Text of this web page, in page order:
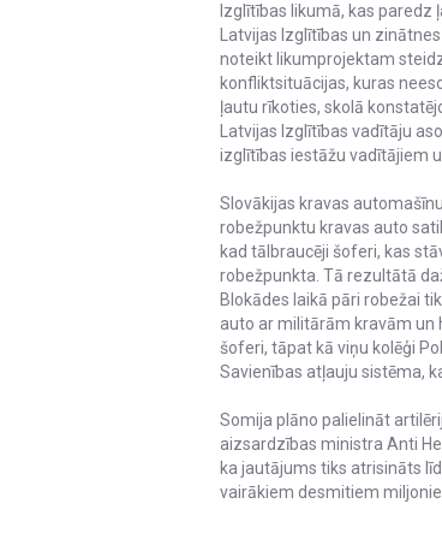
Izglītības likumā, kas
Latvijas Izglītības un
noteikt likumprojektam
konfliktsituācijas, kuras
ļautu rīkoties, skolā
Latvijas Izglītības vadītāju
izglītības iestāžu vadītājiem
Slovākijas kravas
robežpunktu kravas auto
kad tālbraucēji šoferi, kas
robežpunkta. Tā rezultātā
Blokādes laikā pāri robežai
auto ar militārām kravām un
šoferi, tāpat kā viņu kolēģi
Savienības atļauju sistēma,
Somija plāno palielināt
aizsardzības ministra Anti
ka jautājums tiks atrisināts
vairākiem desmitiem